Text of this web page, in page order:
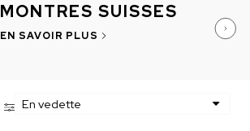
CHF 4,450
MONTRES SUISSES
EN SAVOIR PLUS